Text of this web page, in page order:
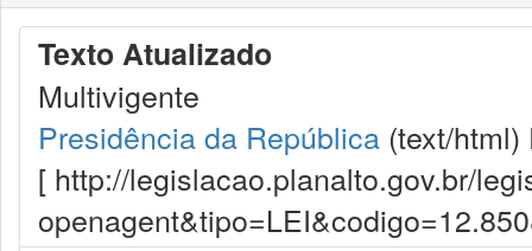
Texto Atualizado
Multivigente
Presidência da República (text/html)
[ http://legislacao.planalto.gov.br/